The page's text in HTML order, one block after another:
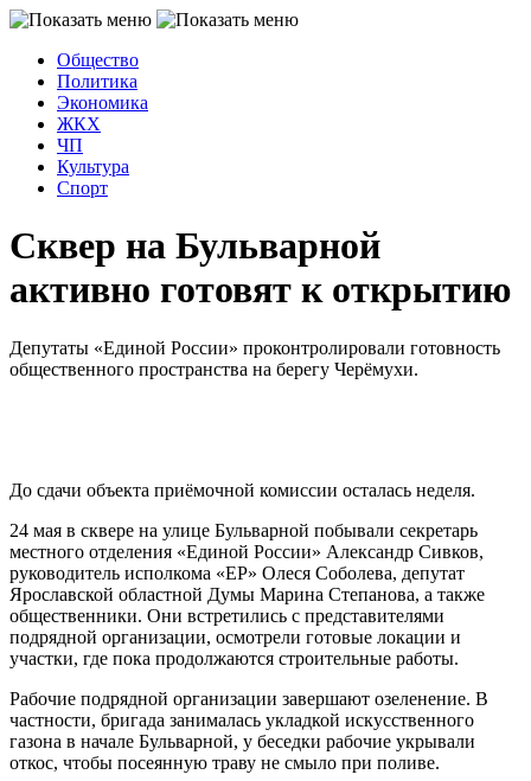
Общество
Политика
Экономика
ЖКХ
ЧП
Культура
Спорт
Сквер на Бульварной
активно готовят к открытию
Депутаты «Единой России» проконтролировали готовность
общественного пространства на берегу Черёмухи.
До сдачи объекта приёмочной комиссии осталась неделя.
24 мая в сквере на улице Бульварной побывали секретарь
местного отделения «Единой России» Александр Сивков,
руководитель исполкома «ЕР» Олеся Соболева, депутат
Ярославской областной Думы Марина Степанова, а также
общественники. Они встретились с представителями
подрядной организации, осмотрели готовые локации и
участки, где пока продолжаются строительные работы.
Рабочие подрядной организации завершают озеленение. В
частности, бригада занималась укладкой искусственного
газона в начале Бульварной, у беседки рабочие укрывали
откос, чтобы посеянную траву не смыло при поливе.